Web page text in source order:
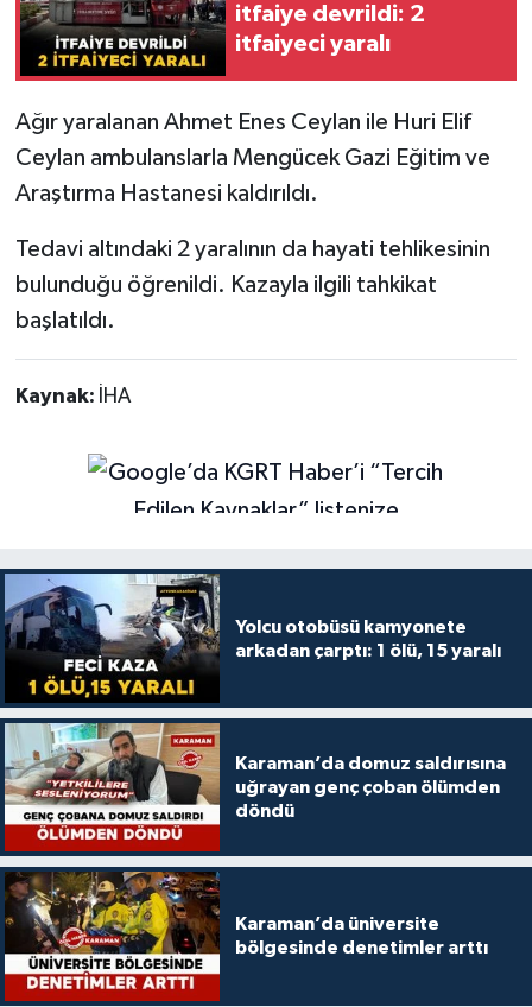
itfaiye devrildi: 2
itfaiyeci yaralı
Ağır yaralanan Ahmet Enes Ceylan ile Huri Elif
Ceylan ambulanslarla Mengücek Gazi Eğitim ve
Araştırma Hastanesi kaldırıldı.
Tedavi altındaki 2 yaralının da hayati tehlikesinin
bulunduğu öğrenildi. Kazayla ilgili tahkikat
başlatıldı.
Kaynak: İHA
Yolcu otobüsü kamyonete
arkadan çarptı: 1 ölü, 15 yaralı
Karaman’da domuz saldırısına
uğrayan genç çoban ölümden
döndü
Karaman’da üniversite
bölgesinde denetimler arttı